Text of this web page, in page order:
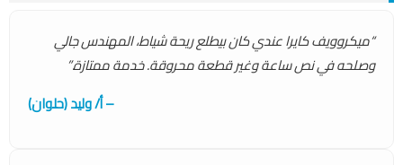
“ميكروويف كايرا عندي كان بيطلع ريحة شياط، المهندس جالي
وصلحه في نص ساعة وغير قطعة محروقة. خدمة ممتازة.”
– أ/ وليد (حلوان)